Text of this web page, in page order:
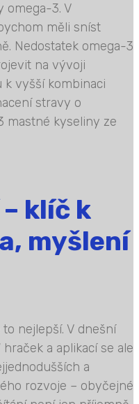
omega-3. V
měli sníst
Nedostatek omega-3
na vývoji
k vyšší kombinaci
stravy o
mastné kyseliny ze
klíč k
myšlení
nejlepší. V dnešní
a aplikací se ale
a
rozvoje – obyčejné